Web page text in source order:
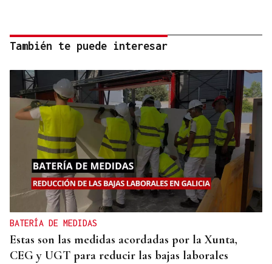
También te puede interesar
BATERÍA DE MEDIDAS
Estas son las medidas acordadas por la Xunta,
CEG y UGT para reducir las bajas laborales